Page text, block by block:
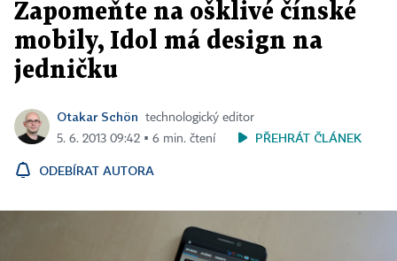
Zapomeňte na ošklivé čínské
mobily, Idol má design na
jedničku
Otakar Schön
technologický editor
5. 6. 2013 09:42 ▪ 6 min. čtení
PŘEHRÁT ČLÁNEK
ODEBÍRAT AUTORA